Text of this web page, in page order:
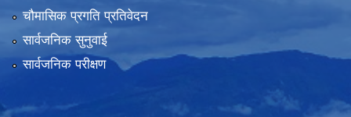
चौमासिक प्रगति प्रतिवेदन
सार्वजनिक सुनुवाई
सार्वजनिक परीक्षण